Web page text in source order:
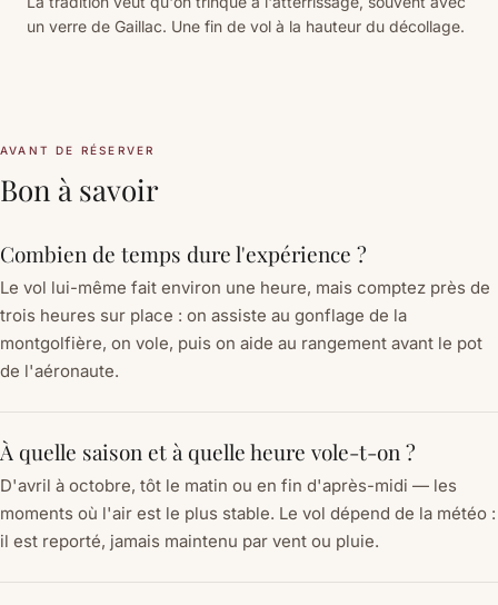
un verre de Gaillac. Une fin de vol à la hauteur du décollage.
AVANT DE RÉSERVER
Bon à savoir
Combien de temps dure l'expérience ?
Le vol lui-même fait environ une heure, mais comptez près de
trois heures sur place : on assiste au gonflage de la
montgolfière, on vole, puis on aide au rangement avant le pot
de l'aéronaute.
À quelle saison et à quelle heure vole-t-on ?
D'avril à octobre, tôt le matin ou en fin d'après-midi — les
moments où l'air est le plus stable. Le vol dépend de la météo :
il est reporté, jamais maintenu par vent ou pluie.